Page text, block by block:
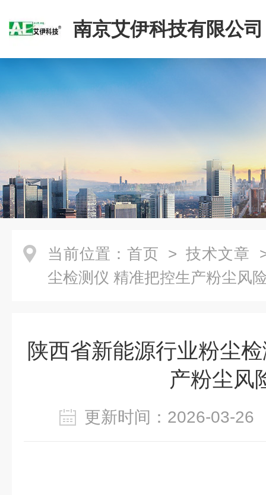
南京艾伊科技有限公司
当前位置： 首页 > 技术文章
尘检测仪 精准把控生产粉尘风
陕西省新能源行业粉尘
产粉尘风
更新时间：2026-03-